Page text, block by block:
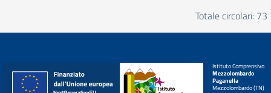
Totale circolari: 73
Istituto Comprensivo
Mezzolombardo
Paganella
Mezzolombardo (TN)